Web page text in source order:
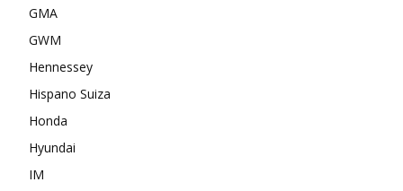
GMA
GWM
Hennessey
Hispano Suiza
Honda
Hyundai
IM